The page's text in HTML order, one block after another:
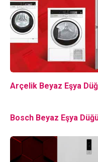
Arçelik Beyaz Eşya
Bosch Beyaz Eşya